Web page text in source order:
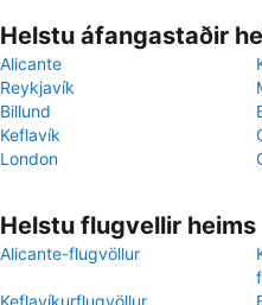
Helstu áfangastaðir
Alicante
Reykjavík
Billund
Keflavík
London
Helstu flugvellir heims
Alicante-flugvöllur
Keflavíkurflugvöllur